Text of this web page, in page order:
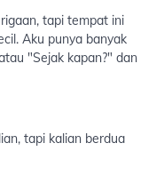
tapi tempat ini
Aku punya banyak
"Sejak kapan?" dan
tapi kalian berdua